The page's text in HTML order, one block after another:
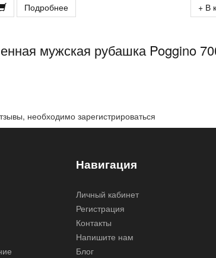
Подробнее + В
мужская рубашка Poggino
необходимозарегистрироваться
Навигация
Личный кабинет
Регистрация
Контакты
Напишите нам
Блог